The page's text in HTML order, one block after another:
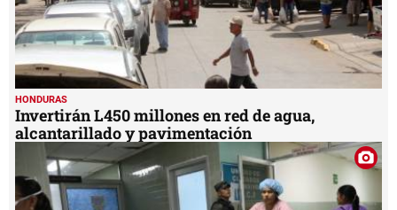
HONDURAS
Invertirán L450 millones en red de agua,
alcantarillado y pavimentación